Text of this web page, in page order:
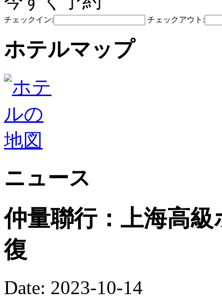
チェックイン: チェックアウト:
ホテルマップ
ニュース
仲量聯行：上海高
復
Date: 2023-10-14